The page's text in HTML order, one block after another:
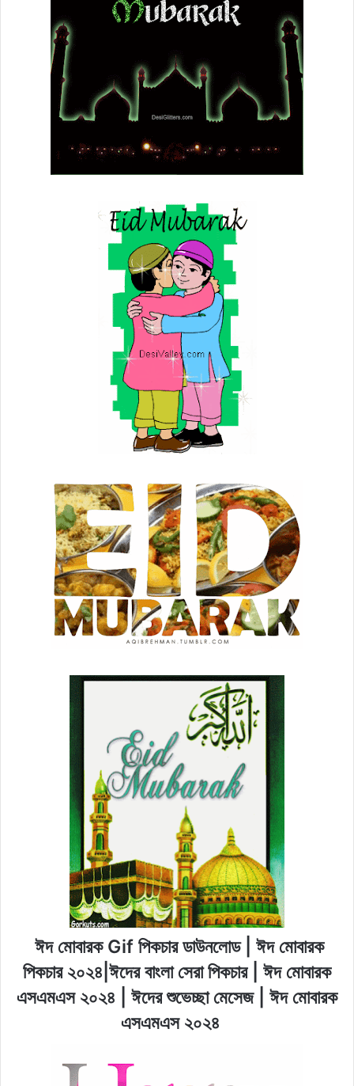
ঈদ মোবারক Gif পিকচার ডাউনলোড | ঈদ মোবারক
পিকচার ২০২৪|ঈদের বাংলা সেরা পিকচার | ঈদ মোবারক
এসএমএস ২০২৪ | ঈদের শুভেচ্ছা মেসেজ | ঈদ মোবারক
এসএমএস ২০২৪